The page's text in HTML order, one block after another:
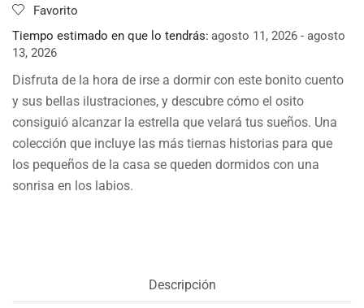
Favorito
Tiempo estimado en que lo tendrás: agosto 11, 2026 - agosto
13, 2026
Disfruta de la hora de irse a dormir con este bonito cuento
y sus bellas ilustraciones, y descubre cómo el osito
consiguió alcanzar la estrella que velará tus sueños. Una
colección que incluye las más tiernas historias para que
los pequeños de la casa se queden dormidos con una
sonrisa en los labios.
Descripción